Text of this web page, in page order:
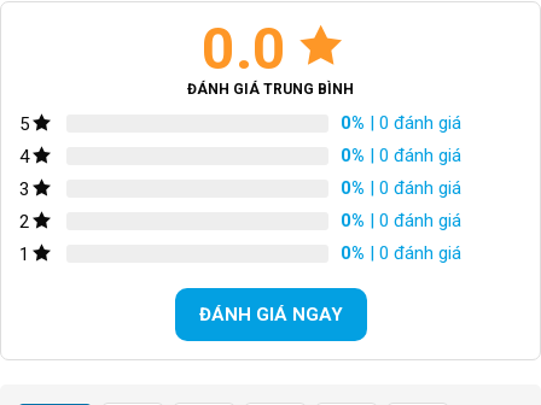
Đĩa cơ GAK-8
11-28T 7S
N/A
Nhôm 36T
Hợp kim nhôm
0.0
ĐÁNH GIÁ TRUNG BÌNH
5 0% | 0 đánh giá
4
0% | 0 đánh giá
3
0% | 0 đánh giá
2
0% | 0 đánh giá
1
0% | 0 đánh giá
ĐÁNH GIÁ NGAY